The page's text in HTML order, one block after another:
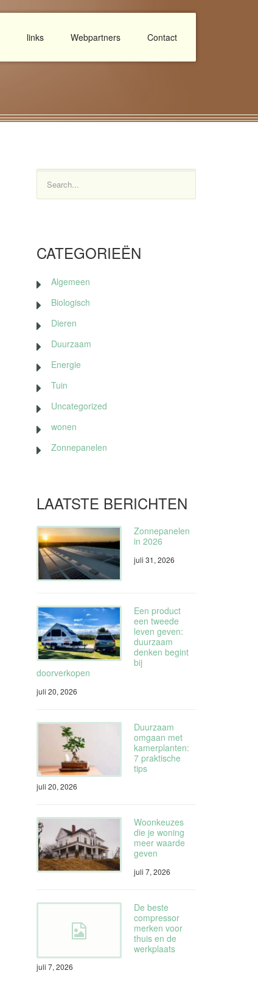
links Webpartners Contact
CATEGORIEËN
Algemeen
Biologisch
Dieren
Duurzaam
Energie
Tuin
Uncategorized
wonen
Zonnepanelen
LAATSTE BERICHTEN
Zonnepanelen
in 2026
juli 31, 2026
Een product
een tweede
leven geven:
duurzaam
denken begint
bij
doorverkopen
juli 20, 2026
Duurzaam
omgaan met
kamerplanten:
7 praktische
tips
juli 20, 2026
Woonkeuzes
die je woning
meer waarde
geven
juli 7, 2026
De beste
compressor
merken voor
thuis en de
werkplaats
juli 7, 2026